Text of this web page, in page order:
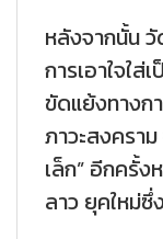
หลังจากนั้น
การเอาใจใส่
ขัดแย้งทางก
ภาวะสงครา
เล็ก” อีกครั้ง
ลาว ยุคใหม่